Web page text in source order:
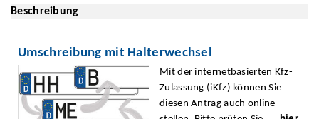
Beschreibung
Umschreibung mit Halterwechsel
Mit der internetbasierten Kfz-
Zulassung (iKfz) können Sie
diesen Antrag auch online